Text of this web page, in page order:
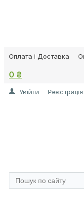
Оплата і Доставка
0 ₴
Увійти Реєстрація